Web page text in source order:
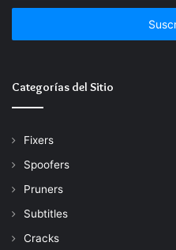
dirección
correo
Categorías del Sitio
Fixers
Spoofers
Pruners
Subtitles
Cracks